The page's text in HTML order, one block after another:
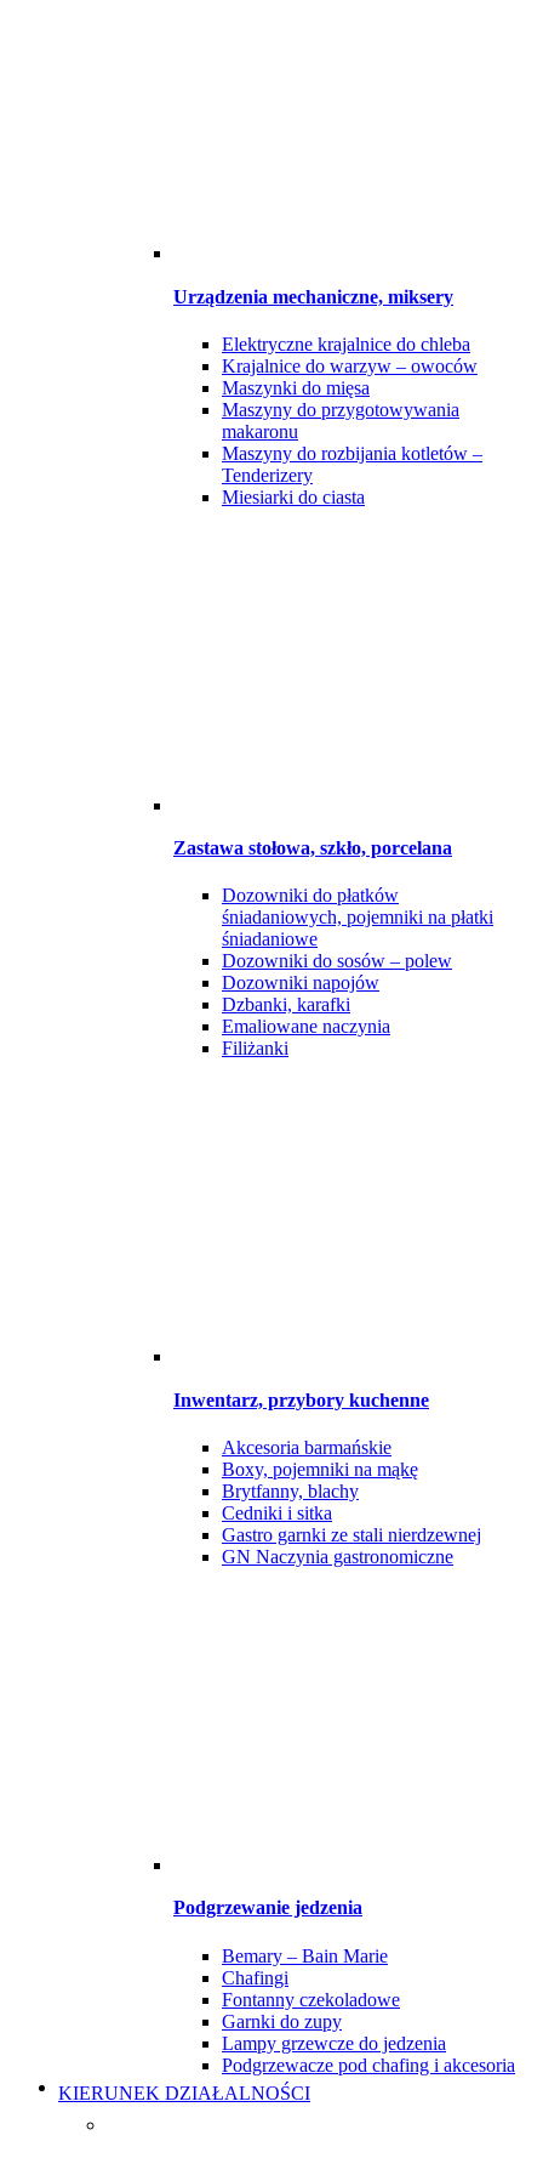
Urządzenia mechaniczne, miksery
Elektryczne krajalnice do chleba
Krajalnice do warzyw – owoców
Maszynki do mięsa
Maszyny do przygotowywania
makaronu
Maszyny do rozbijania kotletów –
Tenderizery
Miesiarki do ciasta
Zastawa stołowa, szkło, porcelana
Dozowniki do płatków
śniadaniowych, pojemniki na płatki
śniadaniowe
Dozowniki do sosów – polew
Dozowniki napojów
Dzbanki, karafki
Emaliowane naczynia
Filiżanki
Inwentarz, przybory kuchenne
Akcesoria barmańskie
Boxy, pojemniki na mąkę
Brytfanny, blachy
Cedniki i sitka
Gastro garnki ze stali nierdzewnej
GN Naczynia gastronomiczne
Podgrzewanie jedzenia
Bemary – Bain Marie
Chafingi
Fontanny czekoladowe
Garnki do zupy
Lampy grzewcze do jedzenia
Podgrzewacze pod chafing i akcesoria
KIERUNEK DZIAŁALNOŚCI